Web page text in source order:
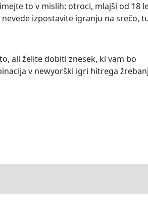
to v mislih: otroci, mlajši od 18
izpostavite igranju na srečo,
ali želite dobiti znesek, ki vam bo
v newyorški igri hitrega